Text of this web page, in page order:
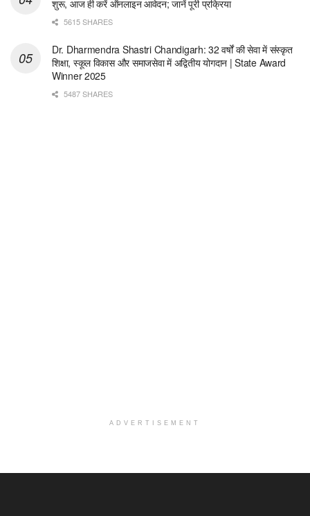
शुरू, आज ही करें ऑनलाइन आवेदन; जानें पूरी प्रक्रिया
5615 SHARES
Dr. Dharmendra Shastri Chandigarh: 32 वर्षों की सेवा में संस्कृत
शिक्षा, स्कूल विकास और समाजसेवा में अद्वितीय योगदान | State Award
Winner 2025
5487 SHARES
ADVERTISEMENT